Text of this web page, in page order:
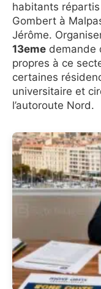
habitants
Gombert à
Jérôme.
13eme demande
propres à ce
certaines
universitaire et
l’autoroute Nord.